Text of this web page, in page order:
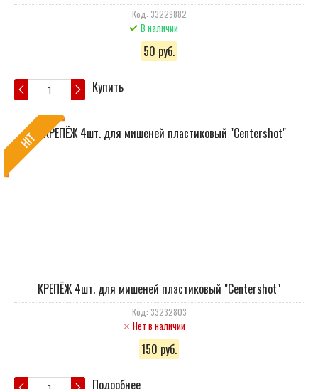
Код: 33229882
В наличии
50 руб.
Купить
HIT
КРЕПЁЖ 4шт. для мишеней пластиковый "Сentershot"
Код: 33232803
Нет в наличии
150 руб.
Подробнее